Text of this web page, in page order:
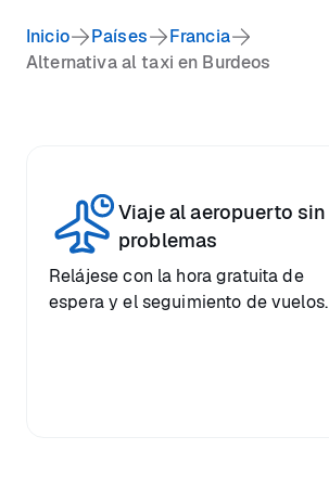
Inicio Países
Francia
Alternativa al taxi en Burdeos
Viaje al aeropuerto sin
problemas
Relájese con la hora gratuita de
espera y el seguimiento de vuelos.